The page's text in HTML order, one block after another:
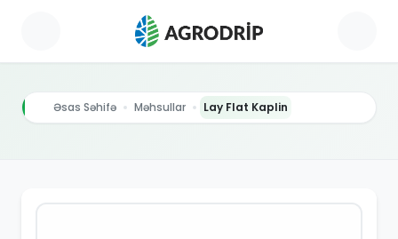
Əsas Səhifə Məhsullar Lay Flat Kaplin